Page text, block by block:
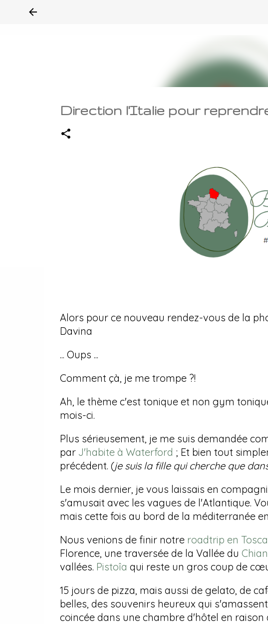
Direction l'Italie pour
Alors pour ce nouveau rendez-vous de la
Davina
... Oups ...
Comment çà, je me trompe ?!
Ah, le thème c'est tonique et non gym
mois-ci.
Plus sérieusement, je me suis demandée
par J'habite à Waterford ; Et bien tout
précédent. (je suis la fille qui cherche que
Le mois dernier, je vous laissais en
s'amusait avec les vagues de l'Atlantique.
mais cette fois au bord de la méditerranée
Nous venions de finir notre roadtrip en
Florence, une traversée de la Vallée du
vallées. Pistoîa qui reste un gros coup de
15 jours de pizza, mais aussi de gelato, de
belles, des souvenirs heureux qui
coincée dans une chambre d'hôtel en raison